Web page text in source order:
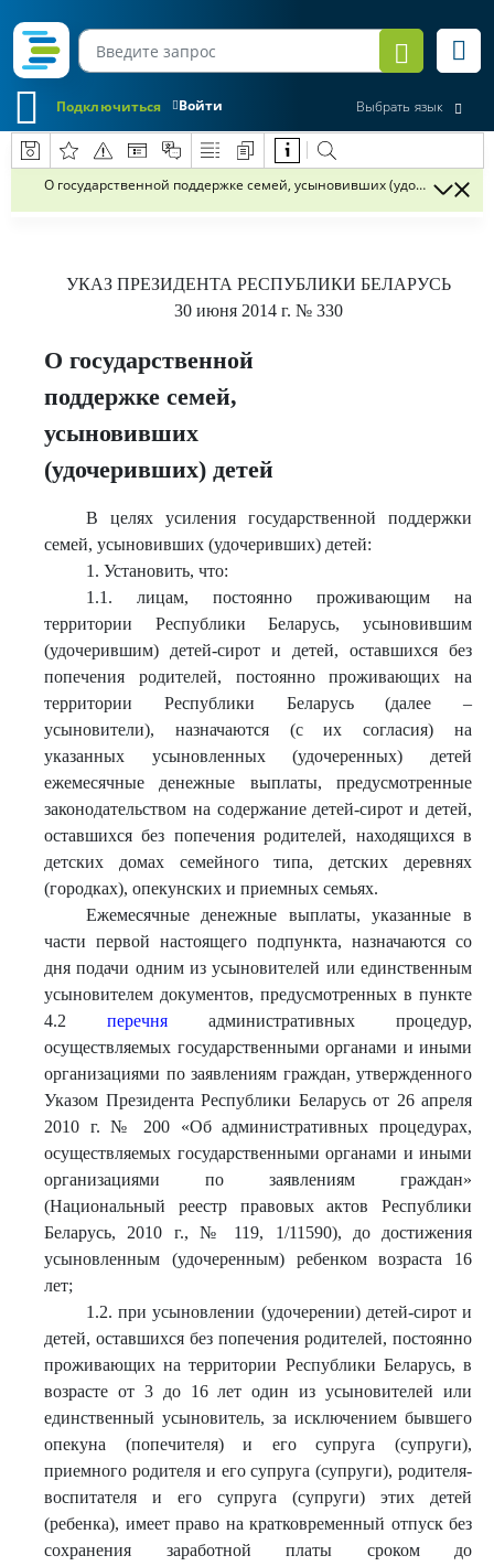
Войти
Подключиться Выбрать язык
О государственной поддержке семей, усыновивших (удочеривших)
УКАЗ ПРЕЗИДЕНТА РЕСПУБЛИКИ БЕЛАРУСЬ
30 июня 2014 г. № 330
О государственной
поддержке семей,
усыновивших
(удочеривших) детей
В целях усиления государственной поддержки
семей, усыновивших (удочеривших) детей:
1. Установить, что:
1.1. лицам, постоянно проживающим на
территории Республики Беларусь, усыновившим
(удочерившим) детей-сирот и детей, оставшихся без
попечения родителей, постоянно проживающих на
территории Республики Беларусь (далее –
усыновители), назначаются (с их согласия) на
указанных усыновленных (удочеренных) детей
ежемесячные денежные выплаты, предусмотренные
законодательством на содержание детей-сирот и детей,
оставшихся без попечения родителей, находящихся в
детских домах семейного типа, детских деревнях
(городках), опекунских и приемных семьях.
Ежемесячные денежные выплаты, указанные в
части первой настоящего подпункта, назначаются со
дня подачи одним из усыновителей или единственным
усыновителем документов, предусмотренных в пункте
4.2 перечня административных процедур,
осуществляемых государственными органами и иными
организациями по заявлениям граждан, утвержденного
Указом Президента Республики Беларусь от 26 апреля
2010 г. № 200 «Об административных процедурах,
осуществляемых государственными органами и иными
организациями по заявлениям граждан»
(Национальный реестр правовых актов Республики
Беларусь, 2010 г., № 119, 1/11590), до достижения
усыновленным (удочеренным) ребенком возраста 16
лет;
1.2. при усыновлении (удочерении) детей-сирот и
детей, оставшихся без попечения родителей, постоянно
проживающих на территории Республики Беларусь, в
возрасте от 3 до 16 лет один из усыновителей или
единственный усыновитель, за исключением бывшего
опекуна (попечителя) и его супруга (супруги),
приемного родителя и его супруга (супруги), родителя-
воспитателя и его супруга (супруги) этих детей
(ребенка), имеет право на кратковременный отпуск без
сохранения заработной платы сроком до